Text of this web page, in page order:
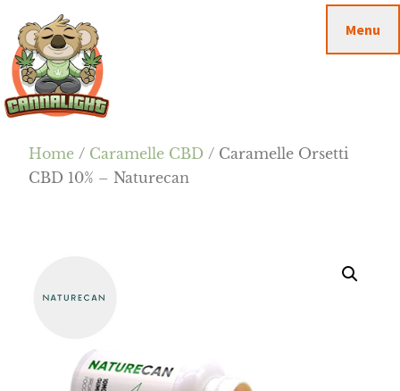
contenuto
principale
alla
barra
laterale
primaria
footer
Cannalight.it
Menu
Home / Caramelle CBD / Caramelle Orsetti
CBD 10% – Naturecan